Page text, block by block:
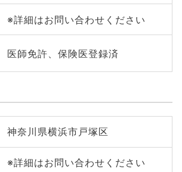
※詳細はお問い合わせください
医師免許、保険医登録済
神奈川県横浜市戸塚区
※詳細はお問い合わせください